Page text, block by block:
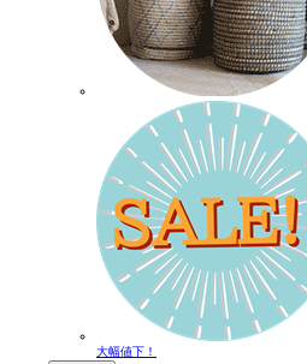
大幅値下！